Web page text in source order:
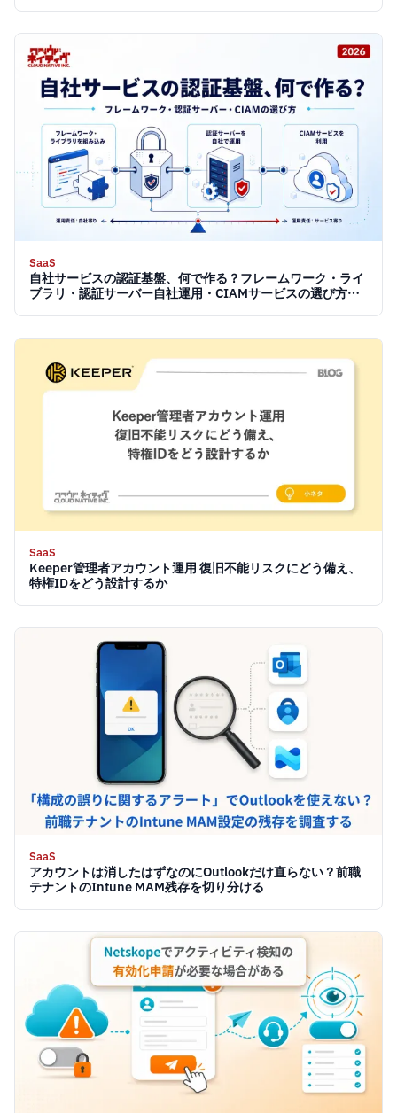
SaaS
自社サービスの認証基盤、何で作る？フレームワーク・ライ
ブラリ・認証サーバー自社運用・CIAMサービスの選び方
SaaS
Keeper管理者アカウント運用 復旧不能リスクにどう備え、
特権IDをどう設計するか
SaaS
アカウントは消したはずなのにOutlookだけ直らない？前職
テナントのIntune MAM残存を切り分ける